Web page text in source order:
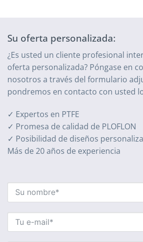
Su oferta personalizada:
¿Es usted un cliente profesional
oferta personalizada? Póngase en
nosotros a través del formulario
pondremos en contacto con usted
✓ Expertos en PTFE
✓ Promesa de calidad de PLOFLON
✓ Posibilidad de diseños
Más de 20 años de experiencia